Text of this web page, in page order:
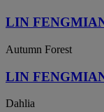
LIN
Autumn Forest
LIN
Dahlia